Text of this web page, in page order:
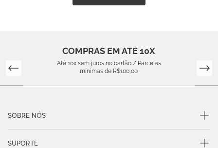
COMPRAS EM ATÉ 10X
Até 10x sem juros no cartão / Parcelas
mínimas de R$100,00
SOBRE NÓS
SUPORTE